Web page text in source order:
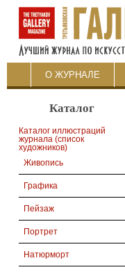
О ЖУРНАЛЕ
Каталог
Каталог иллюстраций
журнала (список
художников)
Живопись
Графика
Пейзаж
Портрет
Натюрморт